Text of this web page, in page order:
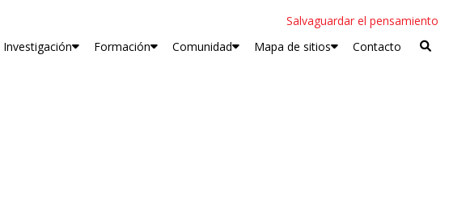
Salvaguardar el pensamiento
Investigación Formación Comunidad Mapa de sitios Contacto